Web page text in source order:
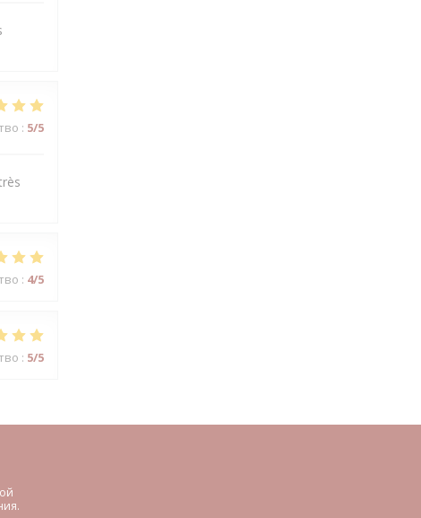
: 5/5
: 4/5
: 5/5